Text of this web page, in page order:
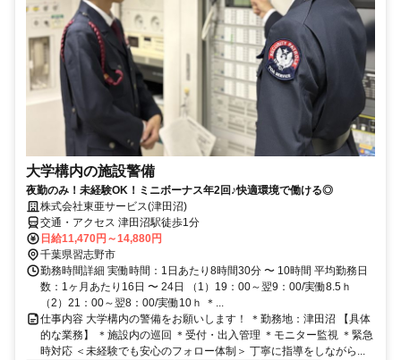
大学構内の施設警備
夜勤のみ！未経験OK！ミニボーナス年2回♪快適環境で働ける◎
株式会社東亜サービス(津田沼)
交通・アクセス 津田沼駅徒歩1分
日給11,470円～14,880円
千葉県習志野市
勤務時間詳細 実働時間：1日あたり8時間30分 〜 10時間 平均勤務日
数：1ヶ月あたり16日 〜 24日 （1）19：00～翌9：00/実働8.5ｈ
（2）21：00～翌8：00/実働10ｈ ＊...
仕事内容 大学構内の警備をお願いします！ ＊勤務地：津田沼 【具体
的な業務】 ＊施設内の巡回 ＊受付・出入管理 ＊モニター監視 ＊緊急
時対応 ＜未経験でも安心のフォロー体制＞ 丁寧に指導をしながら...